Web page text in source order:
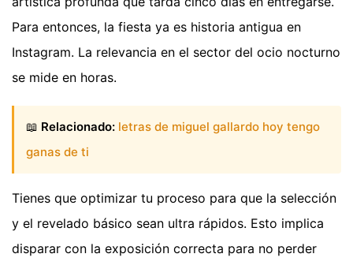
Para entonces, la fiesta ya es historia antigua en
Instagram. La relevancia en el sector del ocio nocturno
se mide en horas.
📖 Relacionado: letras de miguel gallardo hoy tengo
ganas de ti
Tienes que optimizar tu proceso para que la selección
y el revelado básico sean ultra rápidos. Esto implica
disparar con la exposición correcta para no perder